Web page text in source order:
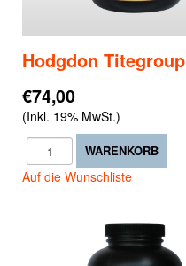
Hodgdon Titegroup
€74,00
(Inkl. 19% MwSt.)
Auf die Wunschliste